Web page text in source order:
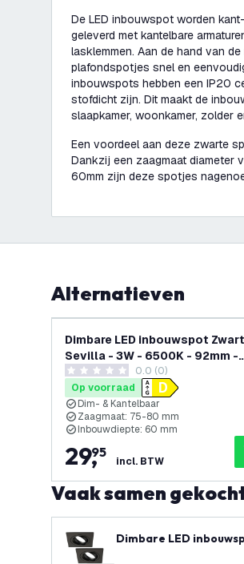
De LED inbouwspot worden
geleverd met kantelbare
lasklemmen. Aan de hand van
plafondspotjes snel en
inbouwspots hebben een IP20
stofdicht zijn. Dit maakt de
slaapkamer, woonkamer, zolder
Een voordeel aan deze zwarte
Dankzij een zaagmaat diameter
60mm zijn deze spotjes
Alternatieven
Dimbare LED inbouwspot
Sevilla - 3W - 6500K - 92mm -
Vierkant - 3 pack
0 score sterren0.0 (0)
Op voorraad
Dim- & Kantelbaar
Zaagmaat: 75-80 mm
Inbouwdiepte: 60 mm
29,
95
incl. BTW
Vaak samen
Dimbare LED